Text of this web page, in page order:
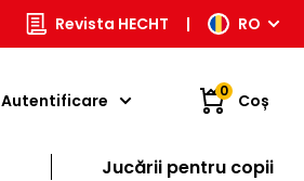
Revista HECHT | RO
Autentificare 0 Coș
Jucării pentru copii